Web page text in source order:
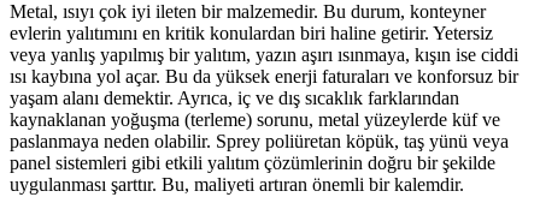
Metal, ısıyı çok iyi ileten bir malzemedir. Bu durum, konteyner
evlerin yalıtımını en kritik konulardan biri haline getirir. Yetersiz
veya yanlış yapılmış bir yalıtım, yazın aşırı ısınmaya, kışın ise ciddi
ısı kaybına yol açar. Bu da yüksek enerji faturaları ve konforsuz bir
yaşam alanı demektir. Ayrıca, iç ve dış sıcaklık farklarından
kaynaklanan yoğuşma (terleme) sorunu, metal yüzeylerde küf ve
paslanmaya neden olabilir. Sprey poliüretan köpük, taş yünü veya
panel sistemleri gibi etkili yalıtım çözümlerinin doğru bir şekilde
uygulanması şarttır. Bu, maliyeti artıran önemli bir kalemdir.